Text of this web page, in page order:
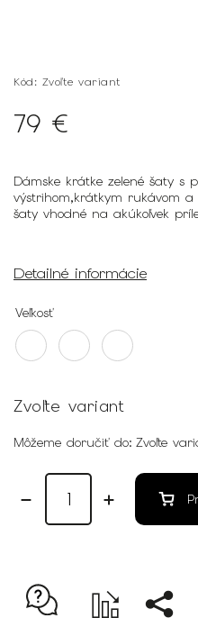
Kód: Zvoľte variant
79 €
Dámske krátke zelené šaty s
výstrihom,krátkym rukávom
šaty vhodné na akúkoľvek
Detailné informácie
Veľkosť
Zvoľte variant
Môžeme doručiť do: Zvoľte